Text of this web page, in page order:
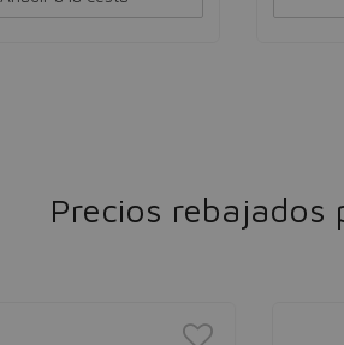
Precios rebajados